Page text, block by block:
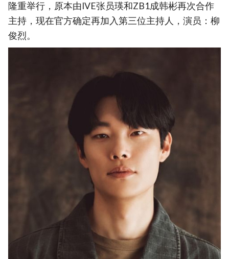
隆重举行，原本由IVE张员瑛和ZB1成韩彬再次合作
主持，现在官方确定再加入第三位主持人，演员：柳
俊烈。